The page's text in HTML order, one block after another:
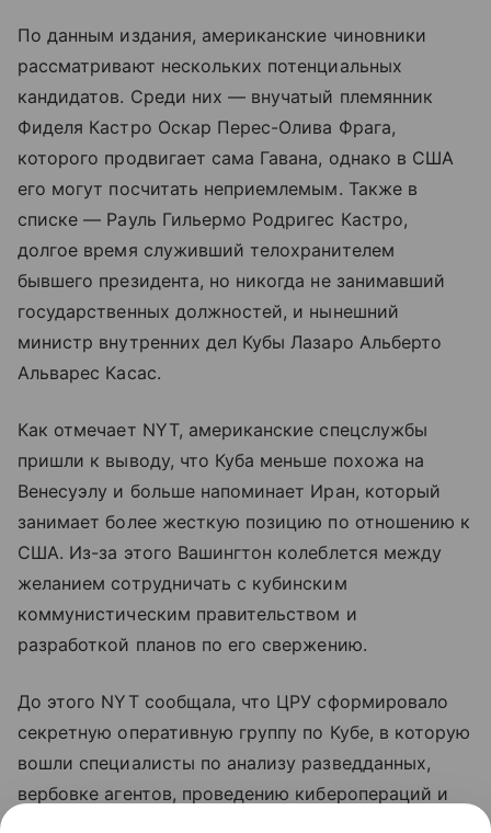
По данным издания, американские чиновники
рассматривают нескольких потенциальных
кандидатов. Среди них — внучатый племянник
Фиделя Кастро Оскар Перес-Олива Фрага,
которого продвигает сама Гавана, однако в США
его могут посчитать неприемлемым. Также в
списке — Рауль Гильермо Родригес Кастро,
долгое время служивший телохранителем
бывшего президента, но никогда не занимавший
государственных должностей, и нынешний
министр внутренних дел Кубы Лазаро Альберто
Альварес Касас.
Как отмечает NYT, американские спецслужбы
пришли к выводу, что Куба меньше похожа на
Венесуэлу и больше напоминает Иран, который
занимает более жесткую позицию по отношению к
США. Из-за этого Вашингтон колеблется между
желанием сотрудничать с кубинским
коммунистическим правительством и
разработкой планов по его свержению.
До этого NYT сообщала, что ЦРУ сформировало
секретную оперативную группу по Кубе, в которую
вошли специалисты по анализу разведданных,
вербовке агентов, проведению киберопераций и